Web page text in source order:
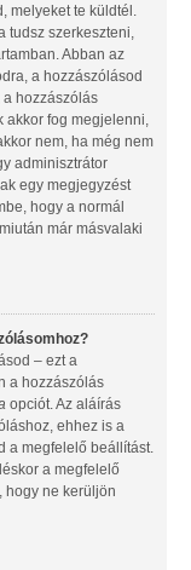
melyeket te küldtél.
tudsz szerkeszteni,
Abban az
a hozzászólásod
hozzászólás
akkor fog megjelenni,
nem, ha még nem
adminisztrátor
egy megjegyzést
hogy a normál
már másvalaki
– ezt a
a hozzászólás
opciót. Az aláírás
ehhez is a
a megfelelő beállítást.
a megfelelő
hogy ne kerüljön